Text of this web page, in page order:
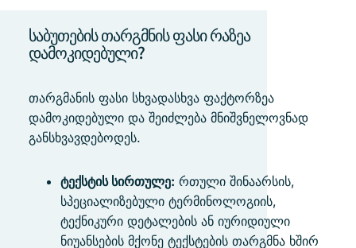
საბუთების თარგმნის ფასი რაზეა
დამოკიდებული?
თარგმანის ფასი სხვადასხვა ფაქტორზეა
დამოკიდებული და შეიძლება მნიშვნელოვნად
განსხვავდებოდეს.
ტექსტის სირთულე: რთული შინაარსის,
სპეციალიზებული ტერმინოლოგიის,
ტექნიკური დეტალების ან იურიდიული
ნიუანსების მქონე ტექსტების თარგმნა ხშირ